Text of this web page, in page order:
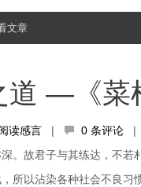
文章
—《菜
读感言 | 0 条评论 |
。故君子与其练达，不若
所以沾染各种社会不良习